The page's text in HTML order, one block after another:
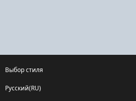
Выбор стиля
Русский(RU)